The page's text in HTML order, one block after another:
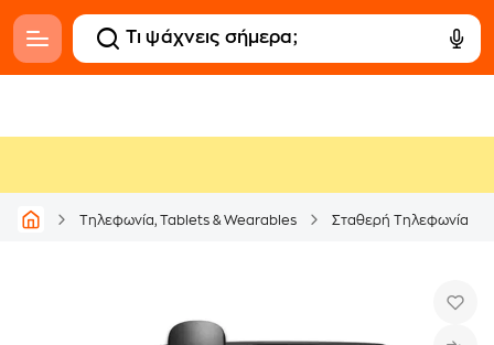
Τηλεφωνία, Tablets & Wearables Σταθερή Τηλεφωνία